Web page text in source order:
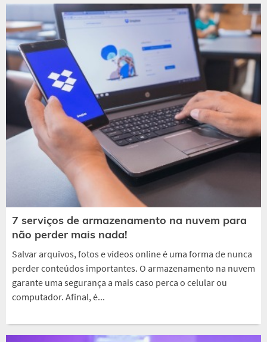
7 serviços de armazenamento na nuvem para
não perder mais nada!
Salvar arquivos, fotos e vídeos online é uma forma de nunca
perder conteúdos importantes. O armazenamento na nuvem
garante uma segurança a mais caso perca o celular ou
computador. Afinal, é...